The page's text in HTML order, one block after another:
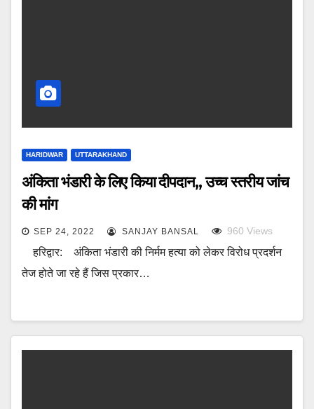
HARIDWAR UTTARAKHAND
अंकिता भंडारी के लिए किया दीपदान,, उच्च स्तरीय जांच
की मांग
SEP 24, 2022 SANJAY BANSAL 960 Views
हरिद्वार: अंकिता भंडारी की निर्मम हत्या को लेकर विरोध प्रदर्शन
तेज होते जा रहे हैं जिस प्रकार…